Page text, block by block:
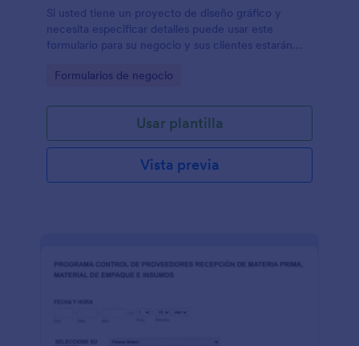
Si usted tiene un proyecto de diseño gráfico y
necesita especificar detalles puede usar este
formulario para su negocio y sus clientes estarán
Go to Category:
Formularios de negocio
Usar plantilla
Vista previa